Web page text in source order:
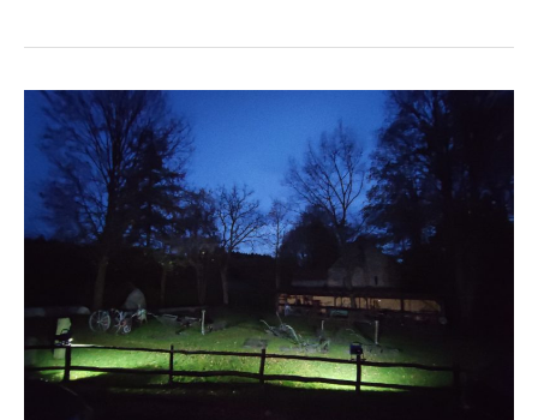
Winterfestmachung